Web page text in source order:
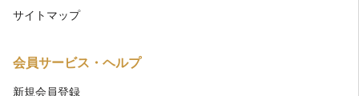
サイトマップ
会員サービス・ヘルプ
新規会員登録